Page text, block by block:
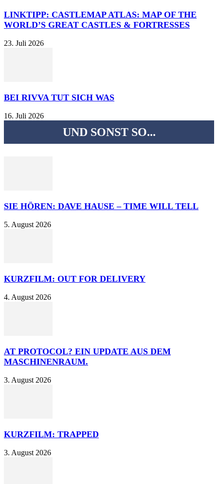
LINKTIPP: CASTLEMAP ATLAS: MAP OF THE
WORLD’S GREAT CASTLES & FORTRESSES
23. Juli 2026
BEI RIVVA TUT SICH WAS
16. Juli 2026
UND SONST SO...
SIE HÖREN: DAVE HAUSE – TIME WILL TELL
5. August 2026
KURZFILM: OUT FOR DELIVERY
4. August 2026
AT PROTOCOL? EIN UPDATE AUS DEM
MASCHINENRAUM.
3. August 2026
KURZFILM: TRAPPED
3. August 2026